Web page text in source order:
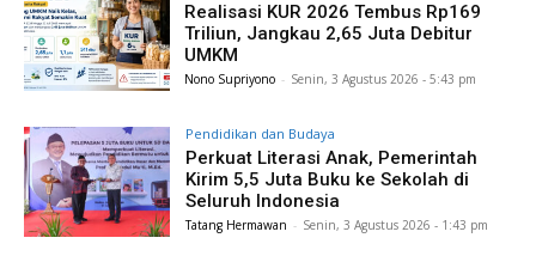
Realisasi KUR 2026 Tembus Rp169
Triliun, Jangkau 2,65 Juta Debitur
UMKM
Nono Supriyono - Senin, 3 Agustus 2026 - 5:43 pm
Pendidikan dan Budaya
Perkuat Literasi Anak, Pemerintah
Kirim 5,5 Juta Buku ke Sekolah di
Seluruh Indonesia
Tatang Hermawan - Senin, 3 Agustus 2026 - 1:43 pm